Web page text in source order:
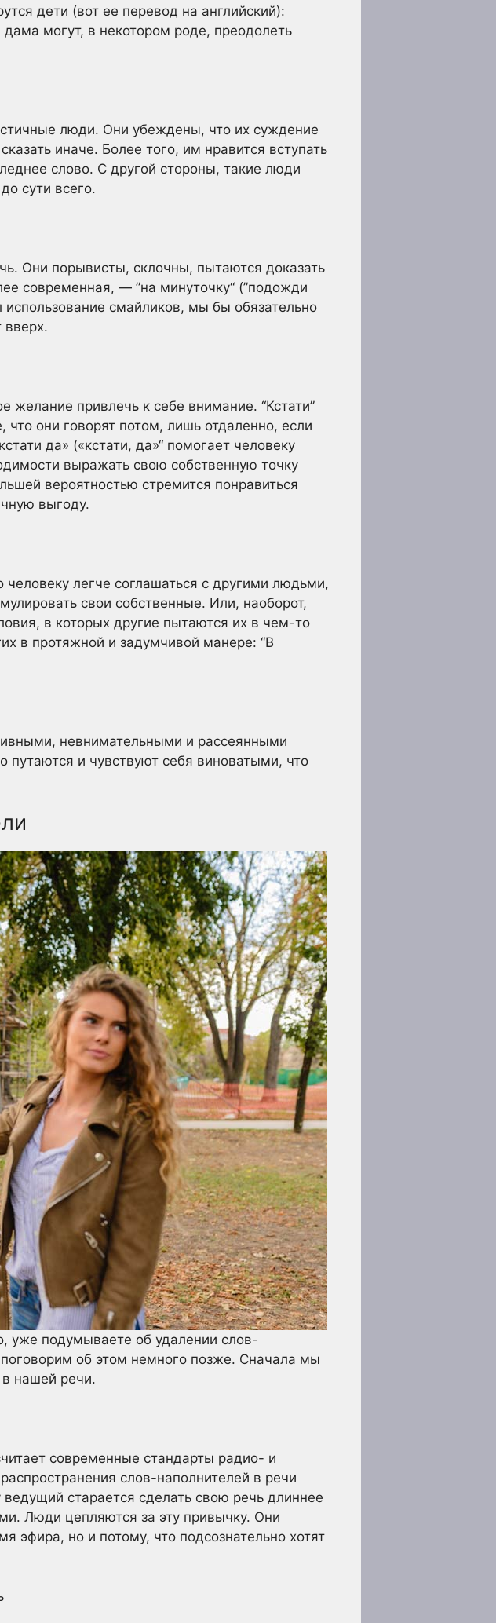
дети (вот ее перевод на английский):
могут, в некотором роде, преодолеть
люди. Они убеждены, что их суждение
иначе. Более того, им нравится вступать
слово. С другой стороны, такие люди
сути всего.
Они порывисты, склочны, пытаются доказать
современная, — ”на минуточку“ (”подожди
смайликов, мы бы обязательно
вверх.
желание привлечь к себе внимание. “Кстати”
они говорят потом, лишь отдаленно, если
да» («кстати, да»“ помогает человеку
выражать свою собственную точку
вероятностью стремится понравиться
выгоду.
легче соглашаться с другими людьми,
свои собственные. Или, наоборот,
в которых другие пытаются их в чем-то
в протяжной и задумчивой манере: “В
невнимательными и рассеянными
и чувствуют себя виноватыми, что
уже подумываете об удалении слов-
об этом немного позже. Сначала мы
нашей речи.
современные стандарты радио- и
слов-наполнителей в речи
старается сделать свою речь длиннее
Люди цепляются за эту привычку. Они
эфира, но и потому, что подсознательно хотят